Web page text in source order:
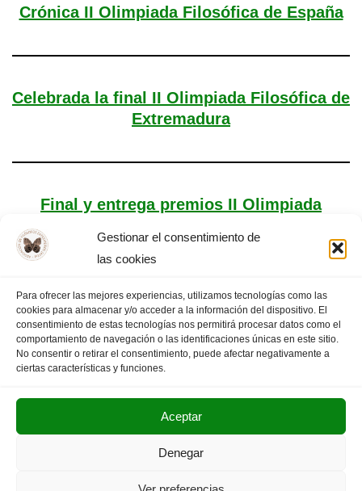
Gestionar el consentimiento de
las cookies
Para ofrecer las mejores experiencias, utilizamos tecnologías como las
cookies para almacenar y/o acceder a la información del dispositivo. El
consentimiento de estas tecnologías nos permitirá procesar datos como el
comportamiento de navegación o las identificaciones únicas en este sitio.
No consentir o retirar el consentimiento, puede afectar negativamente a
ciertas características y funciones.
Aceptar
Denegar
Crónica II Olimpiada Filosófica de España
Celebrada la final II Olimpiada Filosófica de
Extremadura
Final y entrega premios II Olimpiada
« PÁGINA
ANTERIOR
1 … 9 10 11
12 13
PÁGINA
SIGUIENTE »
POLITICA DE PRIVACIDAD
AVISO LEGAL